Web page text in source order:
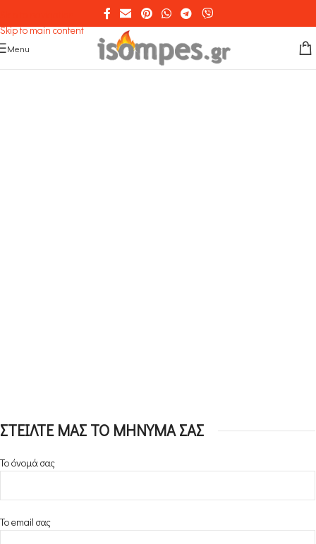
Skip to main content
Menu
ΣΤΕΙΛΤΕ ΜΑΣ ΤΟ ΜΗΝΥΜΑ ΣΑΣ
Το όνομά σας
Το email σας